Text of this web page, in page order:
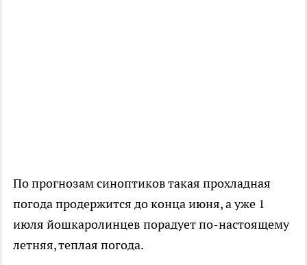
По прогнозам синоптиков такая прохладная
погода продержится до конца июня, а уже 1
июля йошкаролинцев порадует по-настоящему
летняя, теплая погода.